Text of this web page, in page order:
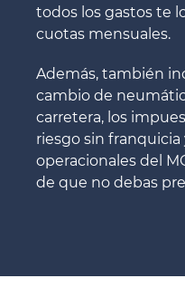
todos los gastos te
cuotas mensuales.
Además, también
cambio de
carretera, los
riesgo sin
operacionales del
de que no debas